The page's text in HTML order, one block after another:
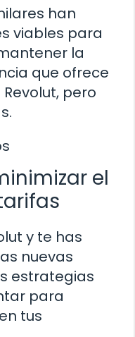
han
viables para
la
que ofrece
pero
el
y te has
nuevas
estrategias
para
tus